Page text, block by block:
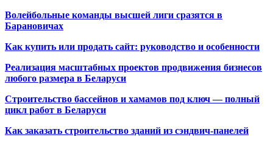
Волейбольные команды высшей лиги сразятся в
Барановичах
Как купить или продать сайт: руководство и особенности
Реализация масштабных проектов продвижения бизнесов
любого размера в Беларуси
Строительство бассейнов и хамамов под ключ — полный
цикл работ в Беларуси
Как заказать строительство зданий из сэндвич-панелей